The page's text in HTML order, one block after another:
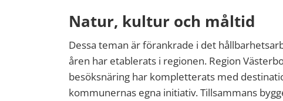
Natur, kultur och måltid
Dessa teman är förankrade i det
åren har etablerats i regionen. Region
besöksnäring har kompletterats med
kommunernas egna initiativ. Tillsammans